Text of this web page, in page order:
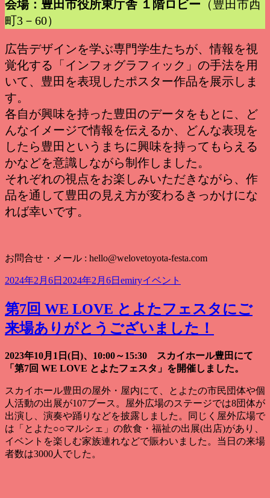
会場：豊田市役所東庁舎 １階ロビー （豊田市西
町3－60）
広告デザインを学ぶ専門学生たちが、情報を視
覚化する「インフォグラフィック」の手法を用
いて、豊田を表現したポスター作品を展示しま
す。
各自が興味を持った豊田のデータをもとに、ど
んなイメージで情報を伝えるか、どんな表現を
したら豊田というまちに興味を持ってもらえる
かなどを意識しながら制作しました。
それぞれの視点をお楽しみいただきながら、作
品を通して豊田の見え方が変わるきっかけにな
れば幸いです。
お問合せ・メール : hello@welovetoyota-festa.com
投
日:
2024年2月6日 2024年2月6日 作
者
emiryカ
ゴ
リ
ー
イベント
第7回 WE LOVE とよたフェスタにご
来場ありがとうございました！
2023年10月1日(日)、10:00～15:30 スカイホール豊田にて
「第7回 WE LOVE とよたフェスタ」を開催しました。
スカイホール豊田の屋外・屋内にて、とよたの市民団体や個
人活動の出展が107ブース。屋外広場のステージでは8団体が
出演し、演奏や踊りなどを披露しました。同じく屋外広場で
は「とよた○○マルシェ」の飲食・福祉の出展(出店)があり、
イベントを楽しむ家族連れなどで賑わいました。当日の来場
者数は3000人でした。